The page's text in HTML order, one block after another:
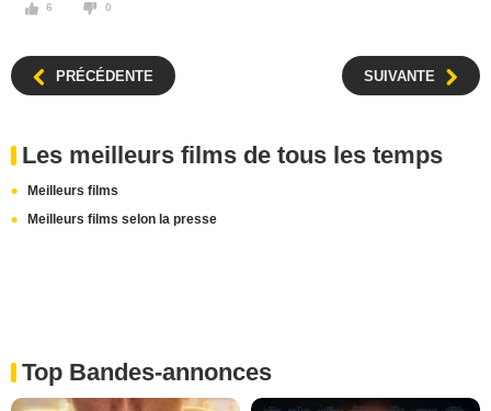
6 0
PRÉCÉDENTE SUIVANTE
Les meilleurs films de tous les temps
Meilleurs films
Meilleurs films selon la presse
Top Bandes-annonces